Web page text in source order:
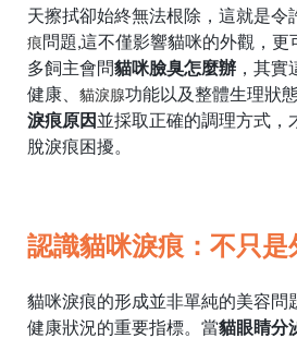
天擦拭卻始終無法根除，這就是令
痕問題,這不僅影響貓咪的外觀，
多飼主會問貓咪臉臭怎麼辦 ，其
健康、 貓淚腺功能以及整體生理狀
淚痕原因並採取正確的調理方式，
脫淚痕困擾。
認識貓咪淚痕：不只是
貓咪淚痕的形成並非單純的美容問
健康狀況的重要指標。當貓眼睛分